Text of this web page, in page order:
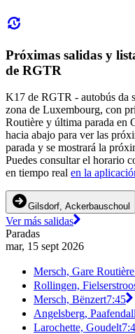
Próximas salidas y
de RGTR
K17 de RGTR - autobús da
zona de Luxembourg, con
Routière y última parada en
hacia abajo para ver las
parada y se mostrará la
Puedes consultar el horario
en tiempo real en la
Gilsdorf, Ackerbauschoul
Ver más salidas
Paradas
mar, 15 sept 2026
Mersch, Gare Routière
Rollingen,
Mersch, Bënzert7:45
Angelsberg, Paafendall
Larochette, Goudelt